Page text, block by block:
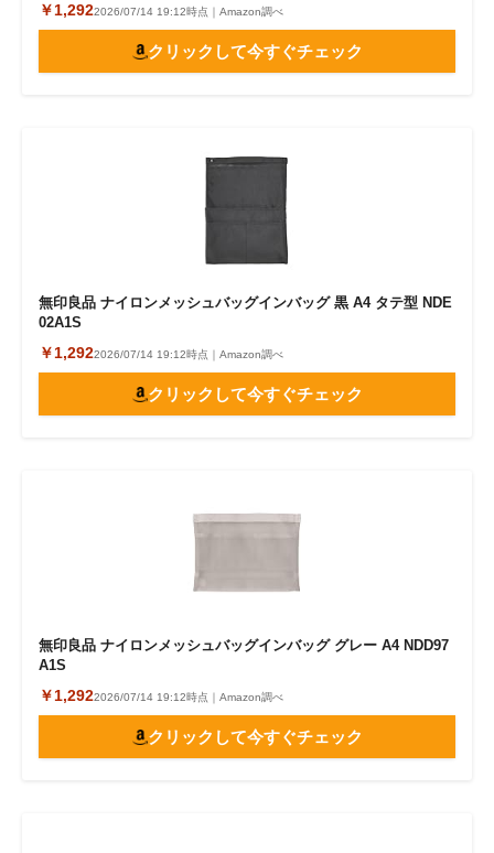
￥1,2922026/07/14 19:12時点｜Amazon調べ
クリックして今すぐチェック
無印良品 ナイロンメッシュバッグインバッグ 黒 A4 タテ型 NDE
02A1S
￥1,2922026/07/14 19:12時点｜Amazon調べ
クリックして今すぐチェック
無印良品 ナイロンメッシュバッグインバッグ グレー A4 NDD97
A1S
￥1,2922026/07/14 19:12時点｜Amazon調べ
クリックして今すぐチェック